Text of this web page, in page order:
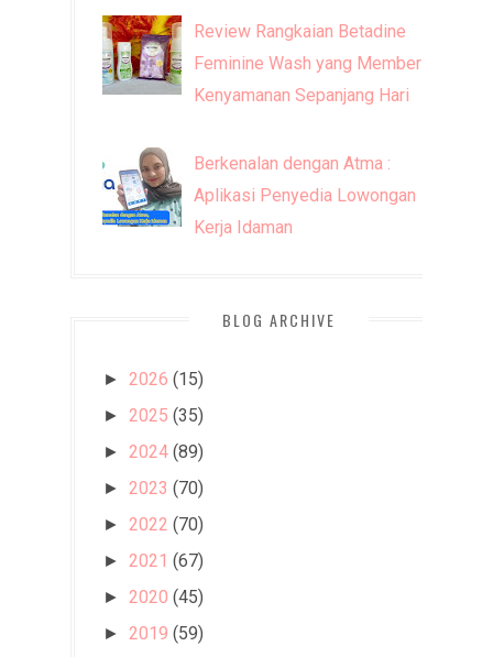
Review Rangkaian Betadine
Feminine Wash yang Memberi
Kenyamanan Sepanjang Hari
Berkenalan dengan Atma :
Aplikasi Penyedia Lowongan
Kerja Idaman
BLOG ARCHIVE
► 2026 (15)
► 2025 (35)
► 2024 (89)
► 2023 (70)
► 2022 (70)
► 2021 (67)
► 2020 (45)
► 2019 (59)